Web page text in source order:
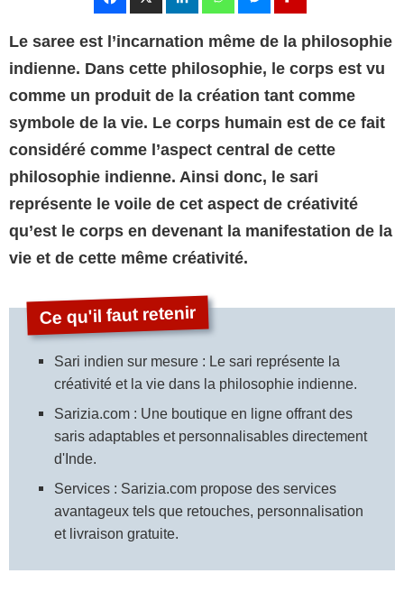
Le saree est l’incarnation même de la philosophie
indienne. Dans cette philosophie, le corps est vu
comme un produit de la création tant comme
symbole de la vie. Le corps humain est de ce fait
considéré comme l’aspect central de cette
philosophie indienne. Ainsi donc, le sari
représente le voile de cet aspect de créativité
qu’est le corps en devenant la manifestation de la
vie et de cette même créativité.
Sari indien sur mesure : Le sari représente la
créativité et la vie dans la philosophie indienne.
Sarizia.com : Une boutique en ligne offrant des
saris adaptables et personnalisables directement
d'Inde.
Services : Sarizia.com propose des services
avantageux tels que retouches, personnalisation
et livraison gratuite.